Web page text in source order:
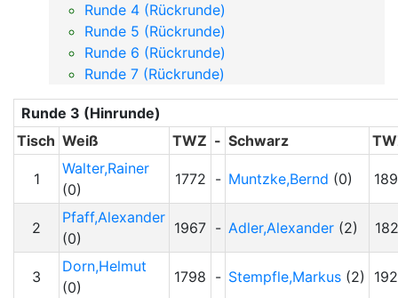
Runde 4 (Rückrunde)
Runde 5 (Rückrunde)
Runde 6 (Rückrunde)
Runde 7 (Rückrunde)
Runde 3 (Hinrunde)
Tisch Weiß TWZ - Schwarz
1
Walter,Rainer
(0)
1772 - Muntzke,Bernd (0)
2
Pfaff,Alexander
(0)
1967 - Adler,Alexander (2)
3
Dorn,Helmut
(0)
1798 - Stempfle,Markus (2)